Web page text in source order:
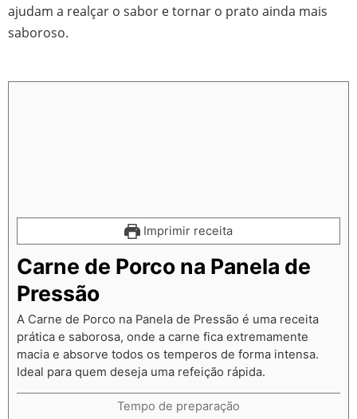
ajudam a realçar o sabor e tornar o prato ainda mais
saboroso.
Imprimir receita
Carne de Porco na Panela de
Pressão
A Carne de Porco na Panela de Pressão é uma receita
prática e saborosa, onde a carne fica extremamente
macia e absorve todos os temperos de forma intensa.
Ideal para quem deseja uma refeição rápida.
Tempo de preparação